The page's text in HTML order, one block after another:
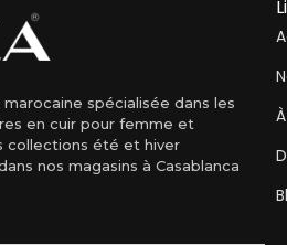
spécialisée dans les
en cuir pour femme et
collections été et hiver
nos magasins à Casablanca